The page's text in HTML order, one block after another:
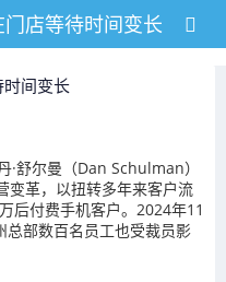
店等待时间变长
间变长
舒尔曼（Dan Schulman）
变革，以扭转多年来客户流
后付费手机客户。2024年11
部数百名员工也受裁员影